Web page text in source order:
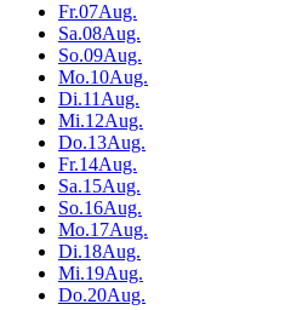
Fr.07Aug.
Sa.08Aug.
So.09Aug.
Mo.10Aug.
Di.11 Aug.
Mi.12Aug.
Do.13Aug.
Fr.14Aug.
Sa.15Aug.
So.16Aug.
Mo.17Aug.
Di.18Aug.
Mi.19Aug.
Do.20Aug.